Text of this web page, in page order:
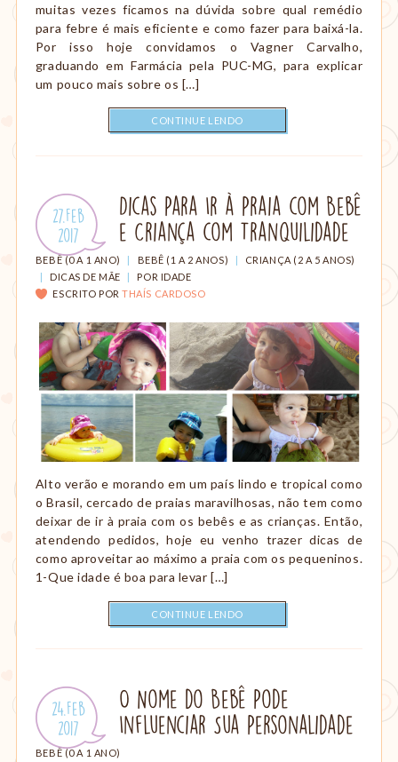
muitas vezes ficamos na dúvida sobre qual remédio
para febre é mais eficiente e como fazer para baixá-la.
Por isso hoje convidamos o Vagner Carvalho,
graduando em Farmácia pela PUC-MG, para explicar
um pouco mais sobre os […]
CONTINUE LENDO
Publicado
em:
27.Feb
.
2017
Dicas Para Ir à Praia com Bebê
e Criança com Tranquilidade
CATEGORIAS:
BEBÊ (0 A 1 ANO) | BEBÊ (1 A 2 ANOS) |
CRIANÇA (2 A 5 ANOS)
|
DICAS DE MÃE |
POR IDADE
ESCRITO POR THAÍS CARDOSO
Alto verão e morando em um país lindo e tropical como
o Brasil, cercado de praias maravilhosas, não tem como
deixar de ir à praia com os bebês e as crianças. Então,
atendendo pedidos, hoje eu venho trazer dicas de
como aproveitar ao máximo a praia com os pequeninos.
1-Que idade é boa para levar […]
CONTINUE LENDO
Publicado
em:
24.Feb
.
2017
O Nome do Bebê Pode
Influenciar Sua Personalidade
CATEGORIAS:
BEBÊ (0 A 1 ANO)